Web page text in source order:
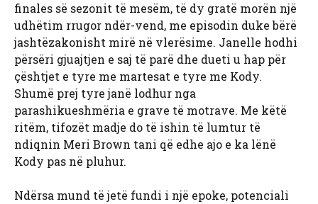
finales së sezonit të mesëm, të dy gratë morën një
udhëtim rrugor ndër-vend, me episodin duke bërë
jashtëzakonisht mirë në vlerësime. Janelle hodhi
përsëri gjuajtjen e saj të parë dhe dueti u hap për
çështjet e tyre me martesat e tyre me Kody.
Shumë prej tyre janë lodhur nga
parashikueshmëria e grave të motrave. Me këtë
ritëm, tifozët madje do të ishin të lumtur të
ndiqnin Meri Brown tani që edhe ajo e ka lënë
Kody pas në pluhur.
Ndërsa mund të jetë fundi i një epoke, potenciali